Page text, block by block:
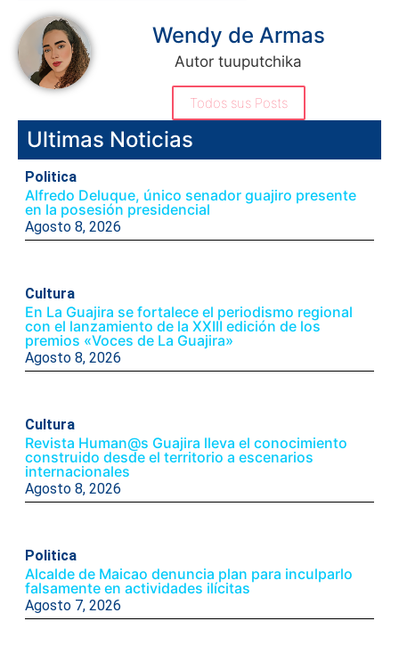
Wendy de Armas
Autor tuuputchika
Todos sus Posts
Ultimas Noticias
Politica
Alfredo Deluque, único senador guajiro presente
en la posesión presidencial
Agosto 8, 2026
Cultura
En La Guajira se fortalece el periodismo regional
con el lanzamiento de la XXIII edición de los
premios «Voces de La Guajira»
Agosto 8, 2026
Cultura
Revista Human@s Guajira lleva el conocimiento
construido desde el territorio a escenarios
internacionales
Agosto 8, 2026
Politica
Alcalde de Maicao denuncia plan para inculparlo
falsamente en actividades ilícitas
Agosto 7, 2026